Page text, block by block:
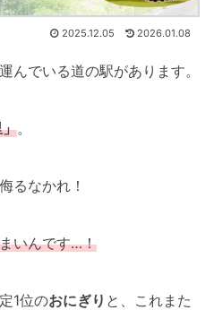
2025.12.05 2026.01.08
んでいる道の駅があります。
。
るなかれ！
いんです…！
1位のおにぎり と、これまた